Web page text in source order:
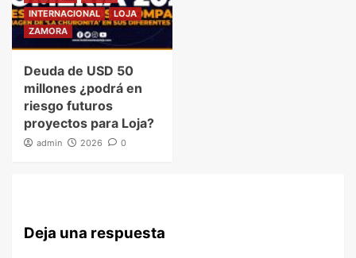
INTERNACIONAL
LOJA
ZAMORA
Deuda de USD 50
millones ¿podrá en
riesgo futuros
proyectos para Loja?
admin 2026 0
Deja una respuesta